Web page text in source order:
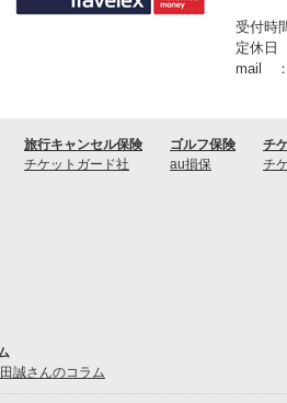
受付時
定休
mail
旅行キャンセル保険
チケットガード社
ゴルフ保険
au損保
チ
チ
誠さんのコラム